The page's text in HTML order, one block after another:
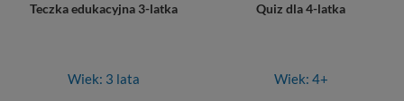
Teczka edukacyjna 3-latka
Wiek: 3 lata
Quiz dla 4-latka
Wiek: 4+